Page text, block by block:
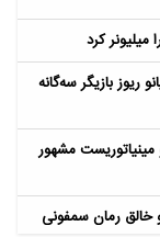
ریوز بازیگر سه‌گانه
مشهور
خالق رمان سمفونی